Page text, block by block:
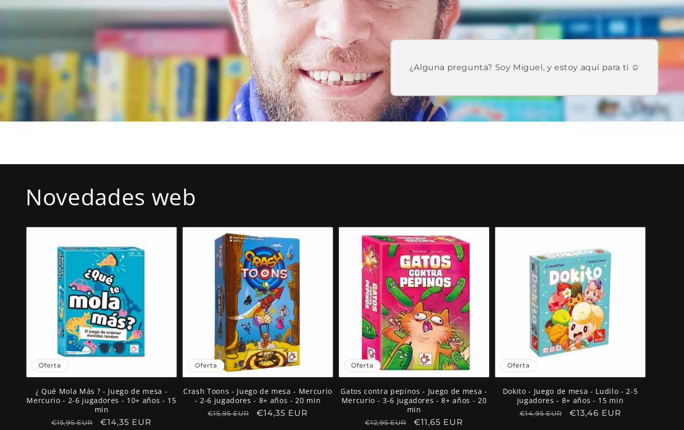
¿Alguna pregunta? Soy Miguel, y estoy aquí para ti ☺️
Novedades web
Oferta
¿ Qué Mola Más ? - Juego de mesa -
Mercurio - 2-6 jugadores - 10+ años - 15
min
Precio
€15,95 EUR
Precio
€14,35 EUR
Oferta
Crash Toons - Juego de mesa - Mercurio
- 2-6 jugadores - 8+ años - 20 min
Precio
€15,95 EUR
Precio
€14,35 EUR
Oferta
Gatos contra pepinos - Juego de mesa -
Mercurio - 3-6 jugadores - 8+ años - 20
min
Precio
€12,95 EUR
Precio
€11,65 EUR
Oferta
Dokito - Juego de mesa - Ludilo - 2-5
jugadores - 8+ años - 15 min
Precio
€14,95 EUR
Precio
€13,46 EUR